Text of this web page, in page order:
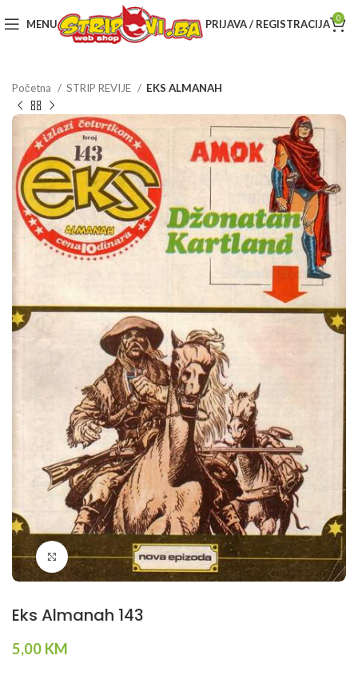
MENU PRIJAVA / REGISTRACIJA 0
Početna STRIP REVIJE EKS ALMANAH
Klikni da povečaš
Eks Almanah 143
5,00 KM